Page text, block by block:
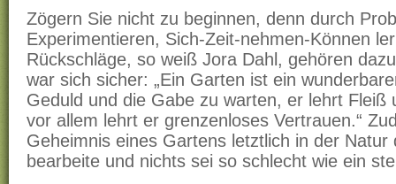
Zögern Sie nicht zu beginnen, denn durch
Experimentieren, Sich-Zeit-nehmen-Können
Rückschläge, so weiß Jora Dahl, gehören
war sich sicher: „Ein Garten ist ein
Geduld und die Gabe zu warten, er lehrt Fleiß
vor allem lehrt er grenzenloses Vertrauen.“
Geheimnis eines Gartens letztlich in der Natur
bearbeite und nichts sei so schlecht wie ein